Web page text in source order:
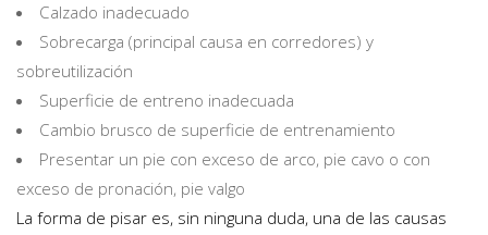
Calzado inadecuado
Sobrecarga (principal causa en corredores) y
sobreutilización
Superficie de entreno inadecuada
Cambio brusco de superficie de entrenamiento
Presentar un pie con exceso de arco, pie cavo o con
exceso de pronación, pie valgo
La forma de pisar es, sin ninguna duda, una de las causas